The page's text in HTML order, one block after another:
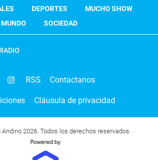
DEPORTES
MUCHO SHOW
MUNDO SOCIEDAD
RSS Contactanos
Cláusula de privacidad
Andino 2026. Todos los derechos reservados.